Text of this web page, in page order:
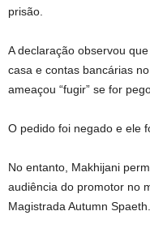
prisão.
A declaração observou
casa e contas bancárias
ameaçou “fugir” se for
O pedido foi negado e ele
No entanto, Makhijani
audiência do promotor no
Magistrada Autumn Spaeth.